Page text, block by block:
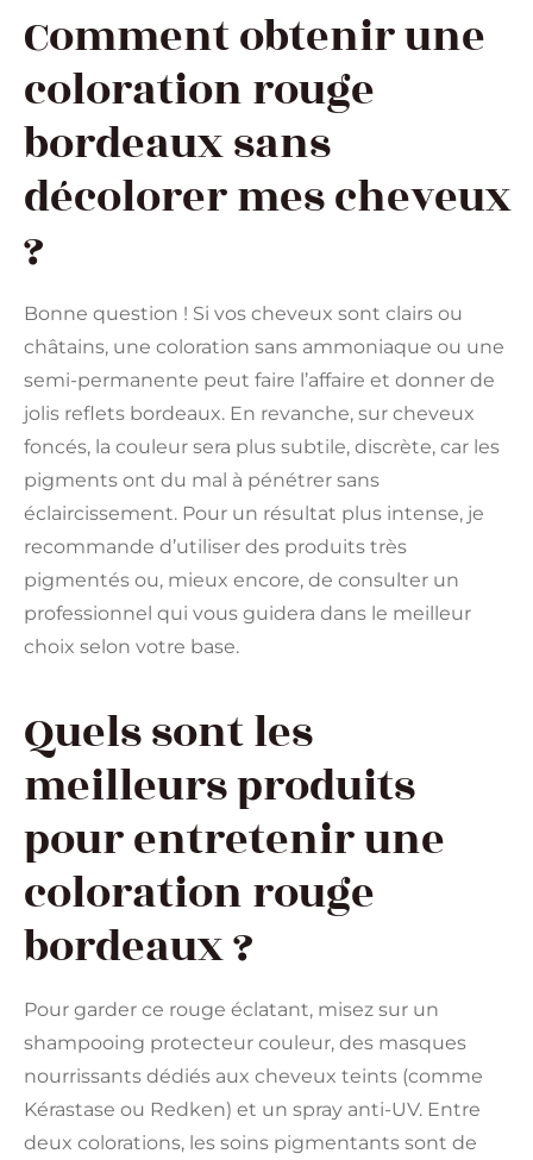
Comment obtenir une
coloration rouge
bordeaux sans
décolorer mes cheveux
?
Bonne question ! Si vos cheveux sont clairs ou
châtains, une coloration sans ammoniaque ou une
semi-permanente peut faire l’affaire et donner de
jolis reflets bordeaux. En revanche, sur cheveux
foncés, la couleur sera plus subtile, discrète, car les
pigments ont du mal à pénétrer sans
éclaircissement. Pour un résultat plus intense, je
recommande d’utiliser des produits très
pigmentés ou, mieux encore, de consulter un
professionnel qui vous guidera dans le meilleur
choix selon votre base.
Quels sont les
meilleurs produits
pour entretenir une
coloration rouge
bordeaux ?
Pour garder ce rouge éclatant, misez sur un
shampooing protecteur couleur, des masques
nourrissants dédiés aux cheveux teints (comme
Kérastase ou Redken) et un spray anti-UV. Entre
deux colorations, les soins pigmentants sont de